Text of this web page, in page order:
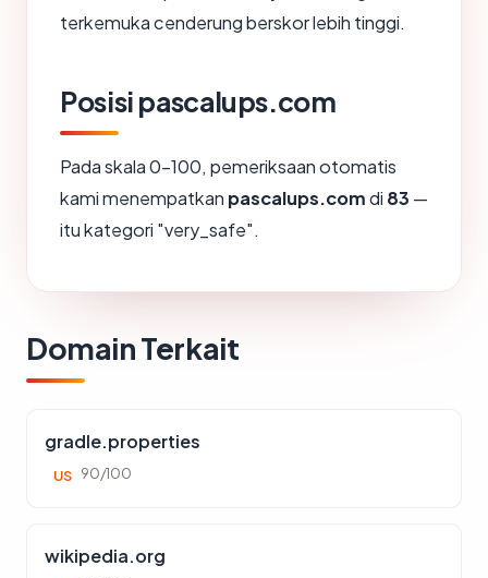
terkemuka cenderung berskor lebih tinggi.
Posisi pascalups.com
Pada skala 0-100, pemeriksaan otomatis
kami menempatkan pascalups.comdi 83 —
itu kategori "very_safe".
Domain Terkait
gradle.properties
US 90/100
wikipedia.org